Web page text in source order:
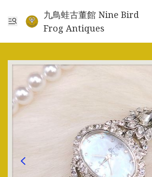
九鳥蛙古董館 Nine Bird
Frog Antiques